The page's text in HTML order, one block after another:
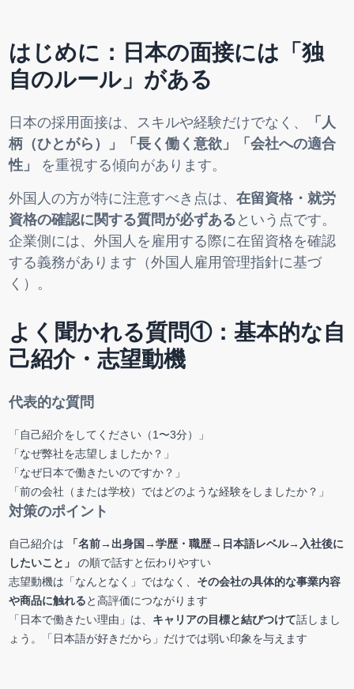
はじめに：日本の面接には「独
自のルール」がある
日本の採用面接は、スキルや経験だけでなく、
「人
柄（ひとがら）」「長く働く意欲」「会社への適合
性」
を重視する傾向があります。
外国人の方が特に注意すべき点は、 在留資格・就労
資格の確認に関する質問が必ずある という点です。
企業側には、外国人を雇用する際に在留資格を確認
する義務があります（外国人雇用管理指針に基づ
く）。
よく聞かれる質問①：基本的な自
己紹介・志望動機
代表的な質問
「自己紹介をしてください（1〜3分）」
「なぜ弊社を志望しましたか？」
「なぜ日本で働きたいのですか？」
「前の会社（または学校）ではどのような経験をしましたか？」
対策のポイント
自己紹介は
「名前→出身国→学歴・職歴→日本語レベル→入社後に
したいこと」
の順で話すと伝わりやすい
志望動機は「なんとなく」ではなく、 その会社の具体的な事業内容
や商品に触れると高評価につながります
「日本で働きたい理由」は、 キャリアの目標と結びつけて話しまし
ょう。「日本語が好きだから」だけでは弱い印象を与えます